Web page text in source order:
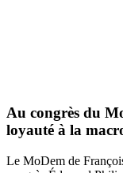
Au congrès du
loyauté à la
Le MoDem de